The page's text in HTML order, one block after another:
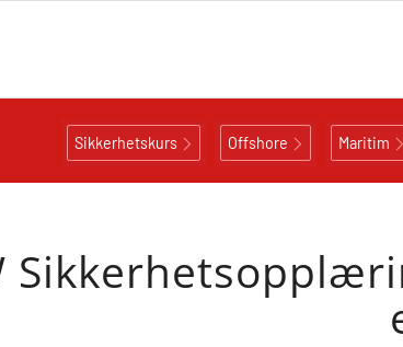
Sikkerhetskurs Offshore Maritim